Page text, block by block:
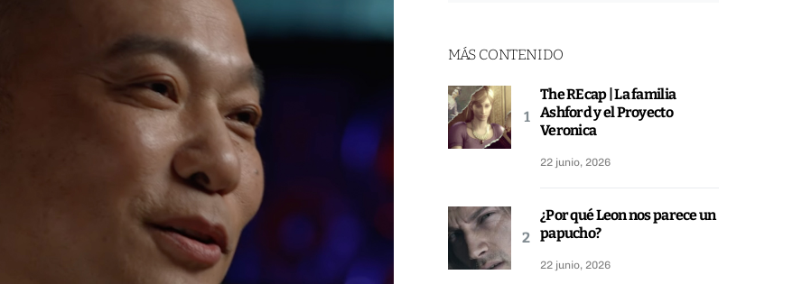
MÁS CONTENIDO
The REcap | La familia
Ashford y el Proyecto
Veronica
22 junio, 2026
¿Por qué Leon nos parece un
papucho?
22 junio, 2026